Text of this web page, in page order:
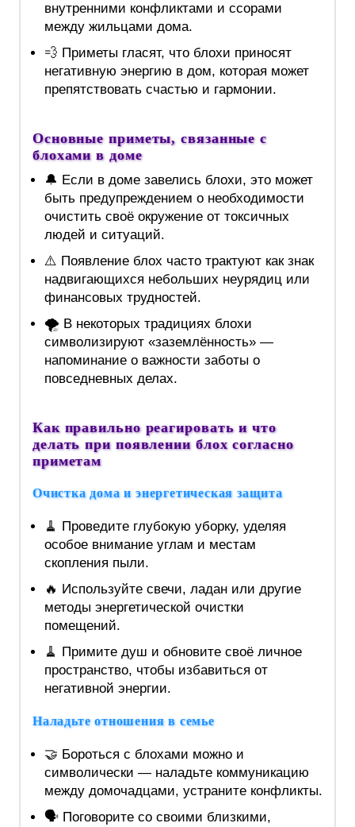
внутренними конфликтами и ссорами
между жильцами дома.
💨 Приметы гласят, что блохи приносят
негативную энергию в дом, которая может
препятствовать счастью и гармонии.
Основные приметы, связанные с
блохами в доме
🔔 Если в доме завелись блохи, это может
быть предупреждением о необходимости
очистить своё окружение от токсичных
людей и ситуаций.
⚠️ Появление блох часто трактуют как знак
надвигающихся небольших неурядиц или
финансовых трудностей.
🌪️ В некоторых традициях блохи
символизируют «заземлённость» —
напоминание о важности заботы о
повседневных делах.
Как правильно реагировать и что
делать при появлении блох согласно
приметам
Очистка дома и энергетическая защита
🧹 Проведите глубокую уборку, уделяя
особое внимание углам и местам
скопления пыли.
🔥 Используйте свечи, ладан или другие
методы энергетической очистки
помещений.
🧹 Примите душ и обновите своё личное
пространство, чтобы избавиться от
негативной энергии.
Наладьте отношения в семье
🤝 Бороться с блохами можно и
символически — наладьте коммуникацию
между домочадцами, устраните конфликты.
🗣️ Поговорите со своими близкими,